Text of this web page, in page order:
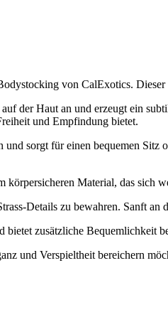
von CalExotics.
der Haut an und erzeugt ein
und Empfindung bietet.
und sorgt für einen bequemen
Material, das sich
Details zu bewahren. Sanft an
bietet zusätzliche Bequemlichkeit
und Verspieltheit bereichern